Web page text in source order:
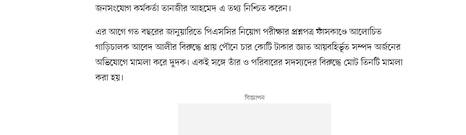
জনসংযোগ কর্মকর্তা তানজীর আহমেদ এ তথ্য নিশ্চিত করেন।
এর আগে গত বছরের জানুয়ারিতে পিএসসির নিয়োগ পরীক্ষার প্রশ্নপত্র ফাঁসকাণ্ডে আলোচিত
গাড়িচালক আবেদ আলীর বিরুদ্ধে প্রায় পৌনে চার কোটি টাকার জ্ঞাত আয়বহির্ভূত সম্পদ অর্জনের
অভিযোগে মামলা করে দুদক। একই সঙ্গে তাঁর ও পরিবারের সদস্যদের বিরুদ্ধে মোট তিনটি মামলা
করা হয়।